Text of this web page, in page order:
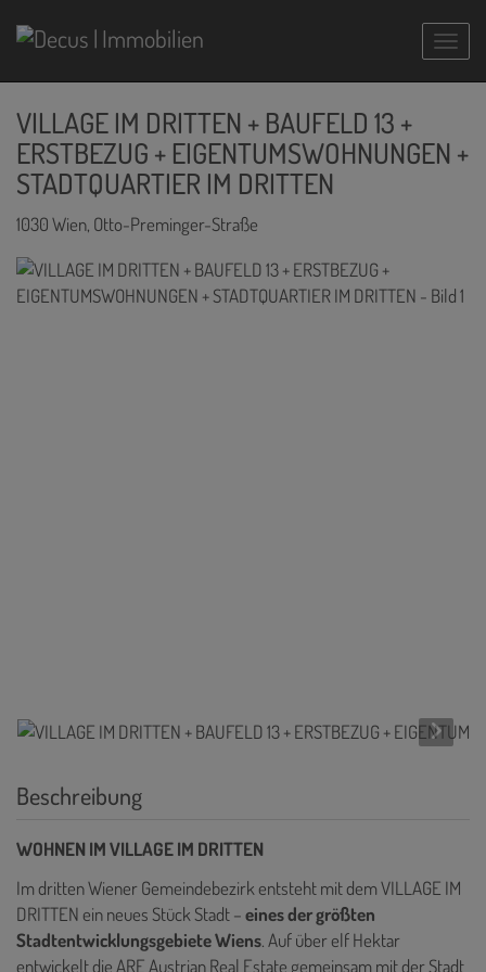
VILLAGE IM DRITTEN + BAUFELD 13 +
ERSTBEZUG + EIGENTUMSWOHNUNGEN +
STADTQUARTIER IM DRITTEN
1030 Wien, Otto-Preminger-Straße
Beschreibung
WOHNEN IM VILLAGE IM DRITTEN
Im dritten Wiener Gemeindebezirk entsteht mit dem VILLAGE IM
DRITTEN ein neues Stück Stadt –eines der größten
Stadtentwicklungsgebiete Wiens. Auf über elf Hektar
entwickelt die ARE Austrian Real Estate gemeinsam mit der Stadt